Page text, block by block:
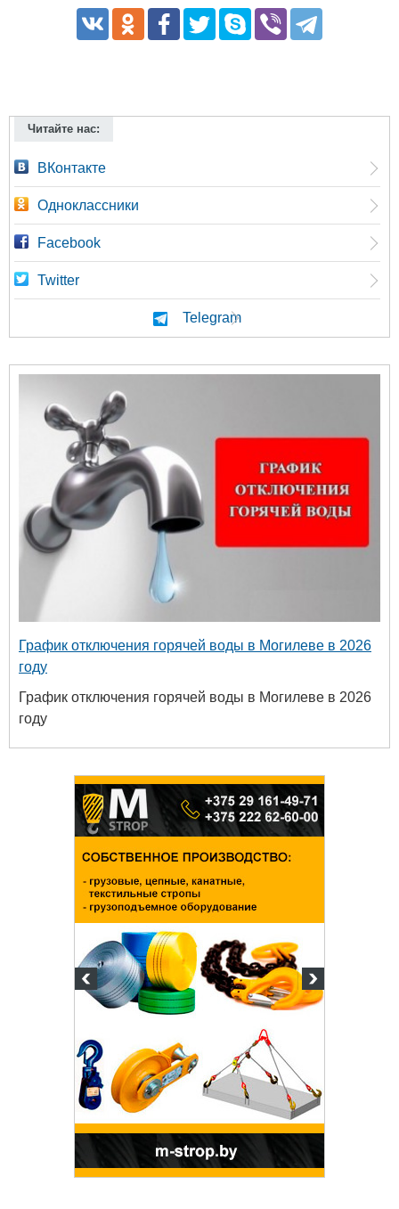
Читайте нас:
ВКонтакте
Одноклассники
Facebook
Twitter
Telegram
График отключения горячей воды в Могилеве в 2026
году
График отключения горячей воды в Могилеве в 2026
году